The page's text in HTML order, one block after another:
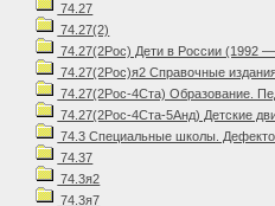
74.27
74.27(2)
74.27(2Рос) Дети в России (1992
74.27(2Рос)я2 Справочные
74.27(2Рос-4Ста) Образование.
74.27(2Рос-4Ста-5Анд) Детские
74.3 Специальные школы.
74.37
74.3я2
74.3я7